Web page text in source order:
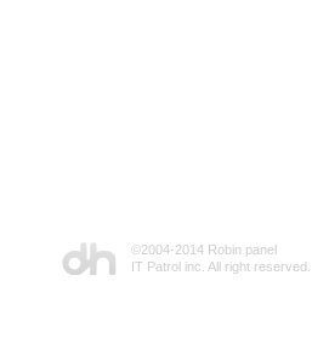
©2004-2014 Robin panel
IT Patrol inc. All right reserved.